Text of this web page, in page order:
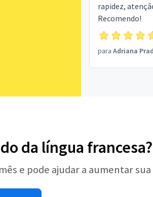
rapidez,
Recomendo!
para Adriana
da língua francesa?
e pode ajudar a aumentar